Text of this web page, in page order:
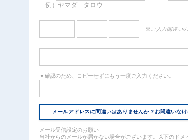
例）ヤマダ タロウ
- - ※ご 入力間違い
▼確認のため、コピーせずにもう一度ご入力ください。
メールアドレスに間違いはありませんか？お間違いなけ
メール受信設定のお願い
当社からのメールが届かない場合がございます。以下のドメ